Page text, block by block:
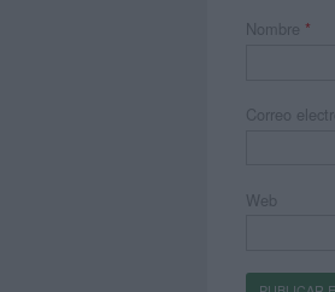
Nombre *
Correo
Web